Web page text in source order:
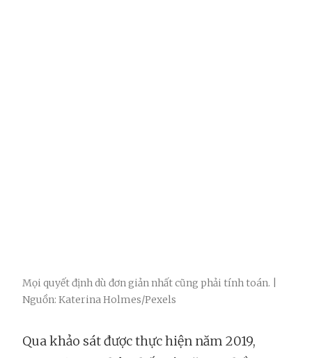
Mọi quyết định dù đơn giản nhất cũng phải tính toán. |
Nguồn: Katerina Holmes/Pexels
Qua khảo sát được thực hiện năm 2019,